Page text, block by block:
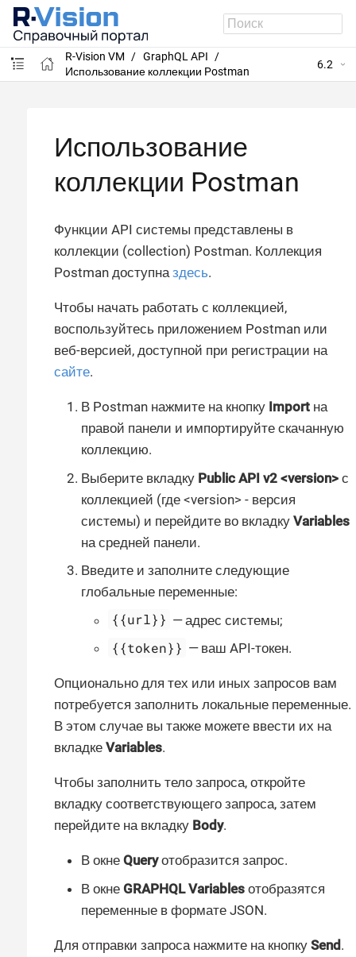
R-Vision VM
GraphQL API
Использование коллекции Postman
6.2
Использование
коллекции Postman
Функции API системы представлены в
коллекции (collection) Postman. Коллекция
Postman доступназдесь.
Чтобы начать работать с коллекцией,
воспользуйтесь приложением Postman или
веб-версией, доступной при регистрации на
сайте.
В Postman нажмите на кнопку Import на
правой панели и импортируйте скачанную
коллекцию.
Выберите вкладку Public API v2 <version> с
коллекцией (где <version> - версия
системы) и перейдите во вкладку Variables
на средней панели.
Введите и заполните следующие
глобальные переменные:
{{url}} — адрес системы;
{{token}} — ваш API-токен.
Опционально для тех или иных запросов вам
потребуется заполнить локальные переменные.
В этом случае вы также можете ввести их на
вкладке Variables.
Чтобы заполнить тело запроса, откройте
вкладку соответствующего запроса, затем
перейдите на вкладку Body.
В окне Queryотобразится запрос.
В окне GRAPHQL Variables отобразятся
переменные в формате JSON.
Для отправки запроса нажмите на кнопку Send.